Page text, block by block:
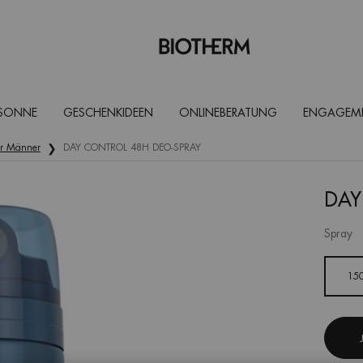
GESCHENKIDEEN ONLINEBERATUNG
Männer DAY CONTROL 48H DEO-SPRAY
Spray